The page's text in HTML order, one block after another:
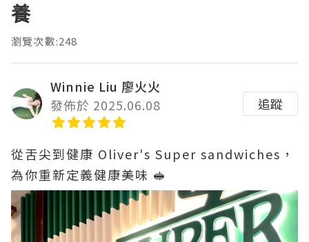
養
瀏覽次數:248
Winnie Liu 廖火火
發佈於 2025.06.08
追蹤
從舌尖到健康 Oliver's Super sandwiches，
為你重新定義健康美味 🥪